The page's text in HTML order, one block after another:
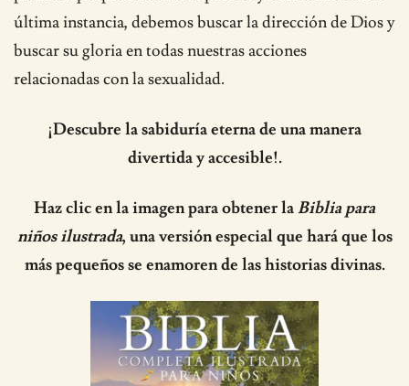
última instancia, debemos buscar la dirección de Dios y
buscar su gloria en todas nuestras acciones
relacionadas con la sexualidad.
¡Descubre la sabiduría eterna de una manera
divertida y accesible!.
Haz clic en la imagen para obtener laBiblia para
niños ilustrada, una versión especial que hará que los
más pequeños se enamoren de las historias divinas.